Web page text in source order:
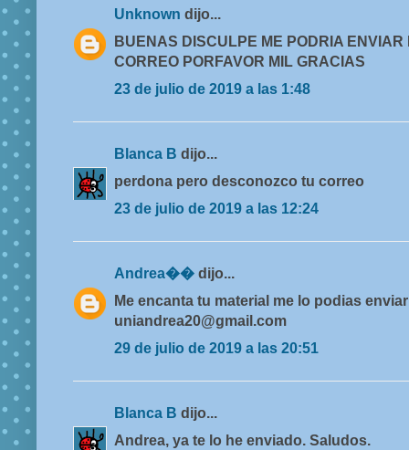
Unknown dijo...
BUENAS DISCULPE ME PODRIA ENVIAR
CORREO PORFAVOR MIL GRACIAS
23 de julio de 2019 a las 1:48
Blanca B dijo...
perdona pero desconozco tu correo
23 de julio de 2019 a las 12:24
Andrea�� dijo...
Me encanta tu material me lo podias
uniandrea20@gmail.com
29 de julio de 2019 a las 20:51
Blanca B dijo...
Andrea, ya te lo he enviado. Saludos.